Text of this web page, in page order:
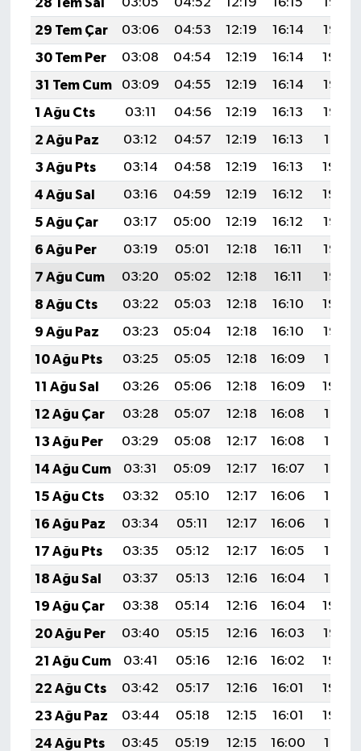
29 Tem Çar
03:06 04:53 12:19 16:14
19:35
30 Tem Per
03:08 04:54 12:19 16:14
19:34
31 Tem Cum
03:09 04:55 12:19 16:14
19:33
1 Ağu Cts
03:11 04:56 12:19 16:13
19:32
2 Ağu Paz
03:12 04:57 12:19 16:13
19:31
3 Ağu Pts
03:14 04:58 12:19 16:13
19:30
4 Ağu Sal
03:16 04:59 12:19 16:12
19:29
5 Ağu Çar
03:17 05:00 12:19 16:12
19:27
6 Ağu Per
03:19 05:01 12:18 16:11
19:26
7 Ağu Cum
03:20 05:02 12:18 16:11
19:25
8 Ağu Cts
03:22 05:03 12:18 16:10
19:24
9 Ağu Paz
03:23 05:04 12:18 16:10
19:22
10 Ağu Pts
03:25 05:05 12:18 16:09
19:21
11 Ağu Sal
03:26 05:06 12:18 16:09
19:20
12 Ağu Çar
03:28 05:07 12:18 16:08
19:19
13 Ağu Per
03:29 05:08 12:17 16:08
19:17
14 Ağu Cum
03:31 05:09 12:17 16:07
19:16
15 Ağu Cts
03:32 05:10 12:17 16:06
19:14
16 Ağu Paz
03:34 05:11 12:17 16:06
19:13
17 Ağu Pts
03:35 05:12 12:17 16:05
19:12
18 Ağu Sal
03:37 05:13 12:16 16:04
19:10
19 Ağu Çar
03:38 05:14 12:16 16:04
19:09
20 Ağu Per
03:40 05:15 12:16 16:03
19:07
21 Ağu Cum
03:41 05:16 12:16 16:02
19:06
22 Ağu Cts
03:42 05:17 12:16 16:01
19:04
23 Ağu Paz
03:44 05:18 12:15 16:01
19:03
24 Ağu Pts
03:45 05:19 12:15 16:00
19:01
TİCARET
YAŞAM